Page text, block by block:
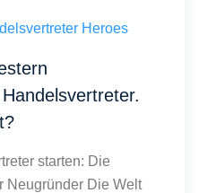
Heroes
starten: Die
Neugründer Die Welt